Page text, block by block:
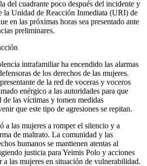
del cuadrante poco después del incidente y
la Unidad de Reacción Inmediata (URI) de
en las próximas horas sea presentado ante
preliminares.
intrafamiliar ha encendido las alarmas
de los derechos de las mujeres.
de la red de voceras y voceros
enérgico a las autoridades para que
de las víctimas y tomen medidas
que este tipo de agresiones se repitan.
a las mujeres a romper el silencio y a
de maltrato. La comunidad y las
humanos se mantienen atentas al
justicia para Yeimis Polo y acciones
a las mujeres en situación de vulnerabilidad.